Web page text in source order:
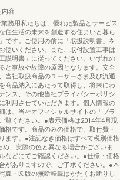
内容
務用私たちは、優れた製品とサービス
住生活の未来を創造する住まいと暮ら
です。ご使用の前に「取扱説明書」を
使いください。また、取付設置工事は
説明書」に従ってください。いずれの
と事故や故障の原因となります。安全
当社取扱商品のユーザーさま及び流通
商品納入にあたって取得し、将来にわ
ンス、その他当社プライバシーポリシ
利用させていただきます。個人情報の
は、当社オフィシャルサイトの「プラ
覧ください。●表示価格は2014年4月現
格です。商品のみの価格で、取付費・
ます。●注記なき価格はすべて税別価格
、実際の色と異なる場合がございま
などにてご確認ください。●仕様・価格
がありますので、ご了承ください。●本
真・図版の無断転載はかたくお断りし